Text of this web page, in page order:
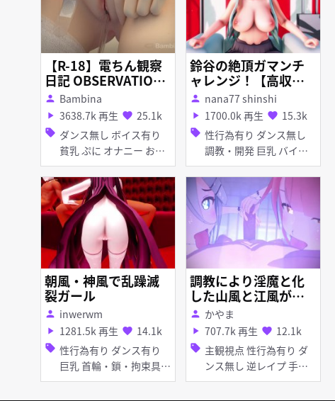
【R-18】電ちん観察
日記 OBSERVATION
DIARY
person Bambina
play_arrow 3638.7k 再生 favorite 25.1k
sell ダンス無し ボイス有り
貧乳 ぷに オナニー お漏
らし・潮吹き くぱぁ
鈴谷の絶頂ガマンチ
ャレンジ！【高収
入】
person nana77 shinshi
play_arrow 1700.0k 再生 favorite 15.3k
sell 性行為有り ダンス無し
調教・開発 巨乳 バイ
ブ・ローター 目隠し ア
ヘ顔 拘束 つみ式モデル
朝風・神風で乱躁滅
裂ガール
person inwerwm
play_arrow 1281.5k 再生 favorite 14.1k
sell 性行為有り ダンス有り
巨乳 首輪・鎖・拘束具
目隠し パイズリ フェラ
乱交 輪姦 ぽんぷ長式モ
調教により淫魔と化
した山風と江風が拘
束によりマグロと化
した提督を玩具にす
る
person かやま
play_arrow 707.7k 再生 favorite 12.1k
sell 主観視点 性行為有り ダ
ンス無し 逆レイプ 手コ
キ 女性上位 フェラ